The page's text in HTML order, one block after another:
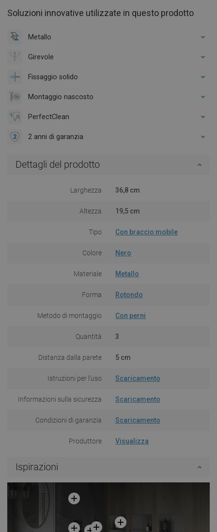
Soluzioni innovative utilizzate in questo prodotto
Metallo
Girevole
Fissaggio solido
Montaggio nascosto
PerfectClean
2 anni di garanzia
Dettagli del prodotto
Larghezza 36,8 cm
Altezza 19,5 cm
Tipo Con braccio mobile
Colore Nero
Materiale Metallo
Forma Rotondo
Metodo di montaggio Con perni
Quantità 3
Distanza dalla parete 5 cm
Istruzioni per l'uso Scaricamento
Informazioni sulla sicurezza Scaricamento
Condizioni di garanzia Scaricamento
Produttore Visualizza
Ispirazioni